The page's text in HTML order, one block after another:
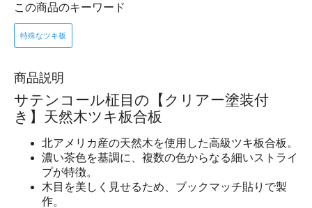
この商品のキーワード
特殊なツキ板
商品説明
サテンコール柾目の【クリアー塗装付
き】天然木ツキ板合板
北アメリカ産の天然木を使用した高級ツキ板合板。
濃い茶色を基調に、複数の色からなる細いストライ
プが特徴。
木目を美しく見せるため、ブックマッチ貼りで製
作。